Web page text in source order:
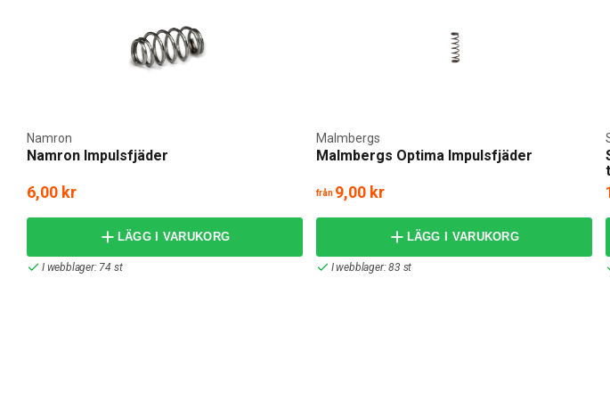
Namron Impulsfjäder
Namron
6,00 kr
LÄGG I VARUKORG
I webblager: 74 st
Malmbergs Optima Impulsfjäder
Malmbergs
från 9,00 kr
LÄGG I VARUKORG
I webblager: 83 st